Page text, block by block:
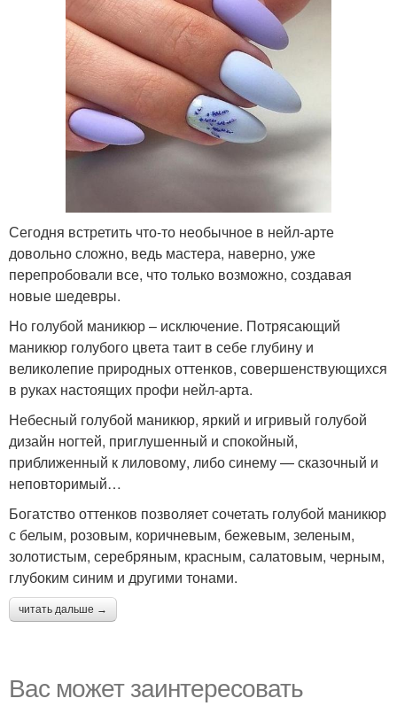
Сегодня встретить что-то необычное в нейл-арте
довольно сложно, ведь мастера, наверно, уже
перепробовали все, что только возможно, создавая
новые шедевры.
Но голубой маникюр – исключение. Потрясающий
маникюр голубого цвета таит в себе глубину и
великолепие природных оттенков, совершенствующихся
в руках настоящих профи нейл-арта.
Небесный голубой маникюр, яркий и игривый голубой
дизайн ногтей, приглушенный и спокойный,
приближенный к лиловому, либо синему — сказочный и
неповторимый…
Богатство оттенков позволяет сочетать голубой маникюр
с белым, розовым, коричневым, бежевым, зеленым,
золотистым, серебряным, красным, салатовым, черным,
глубоким синим и другими тонами.
читать дальше →
Вас может заинтересовать